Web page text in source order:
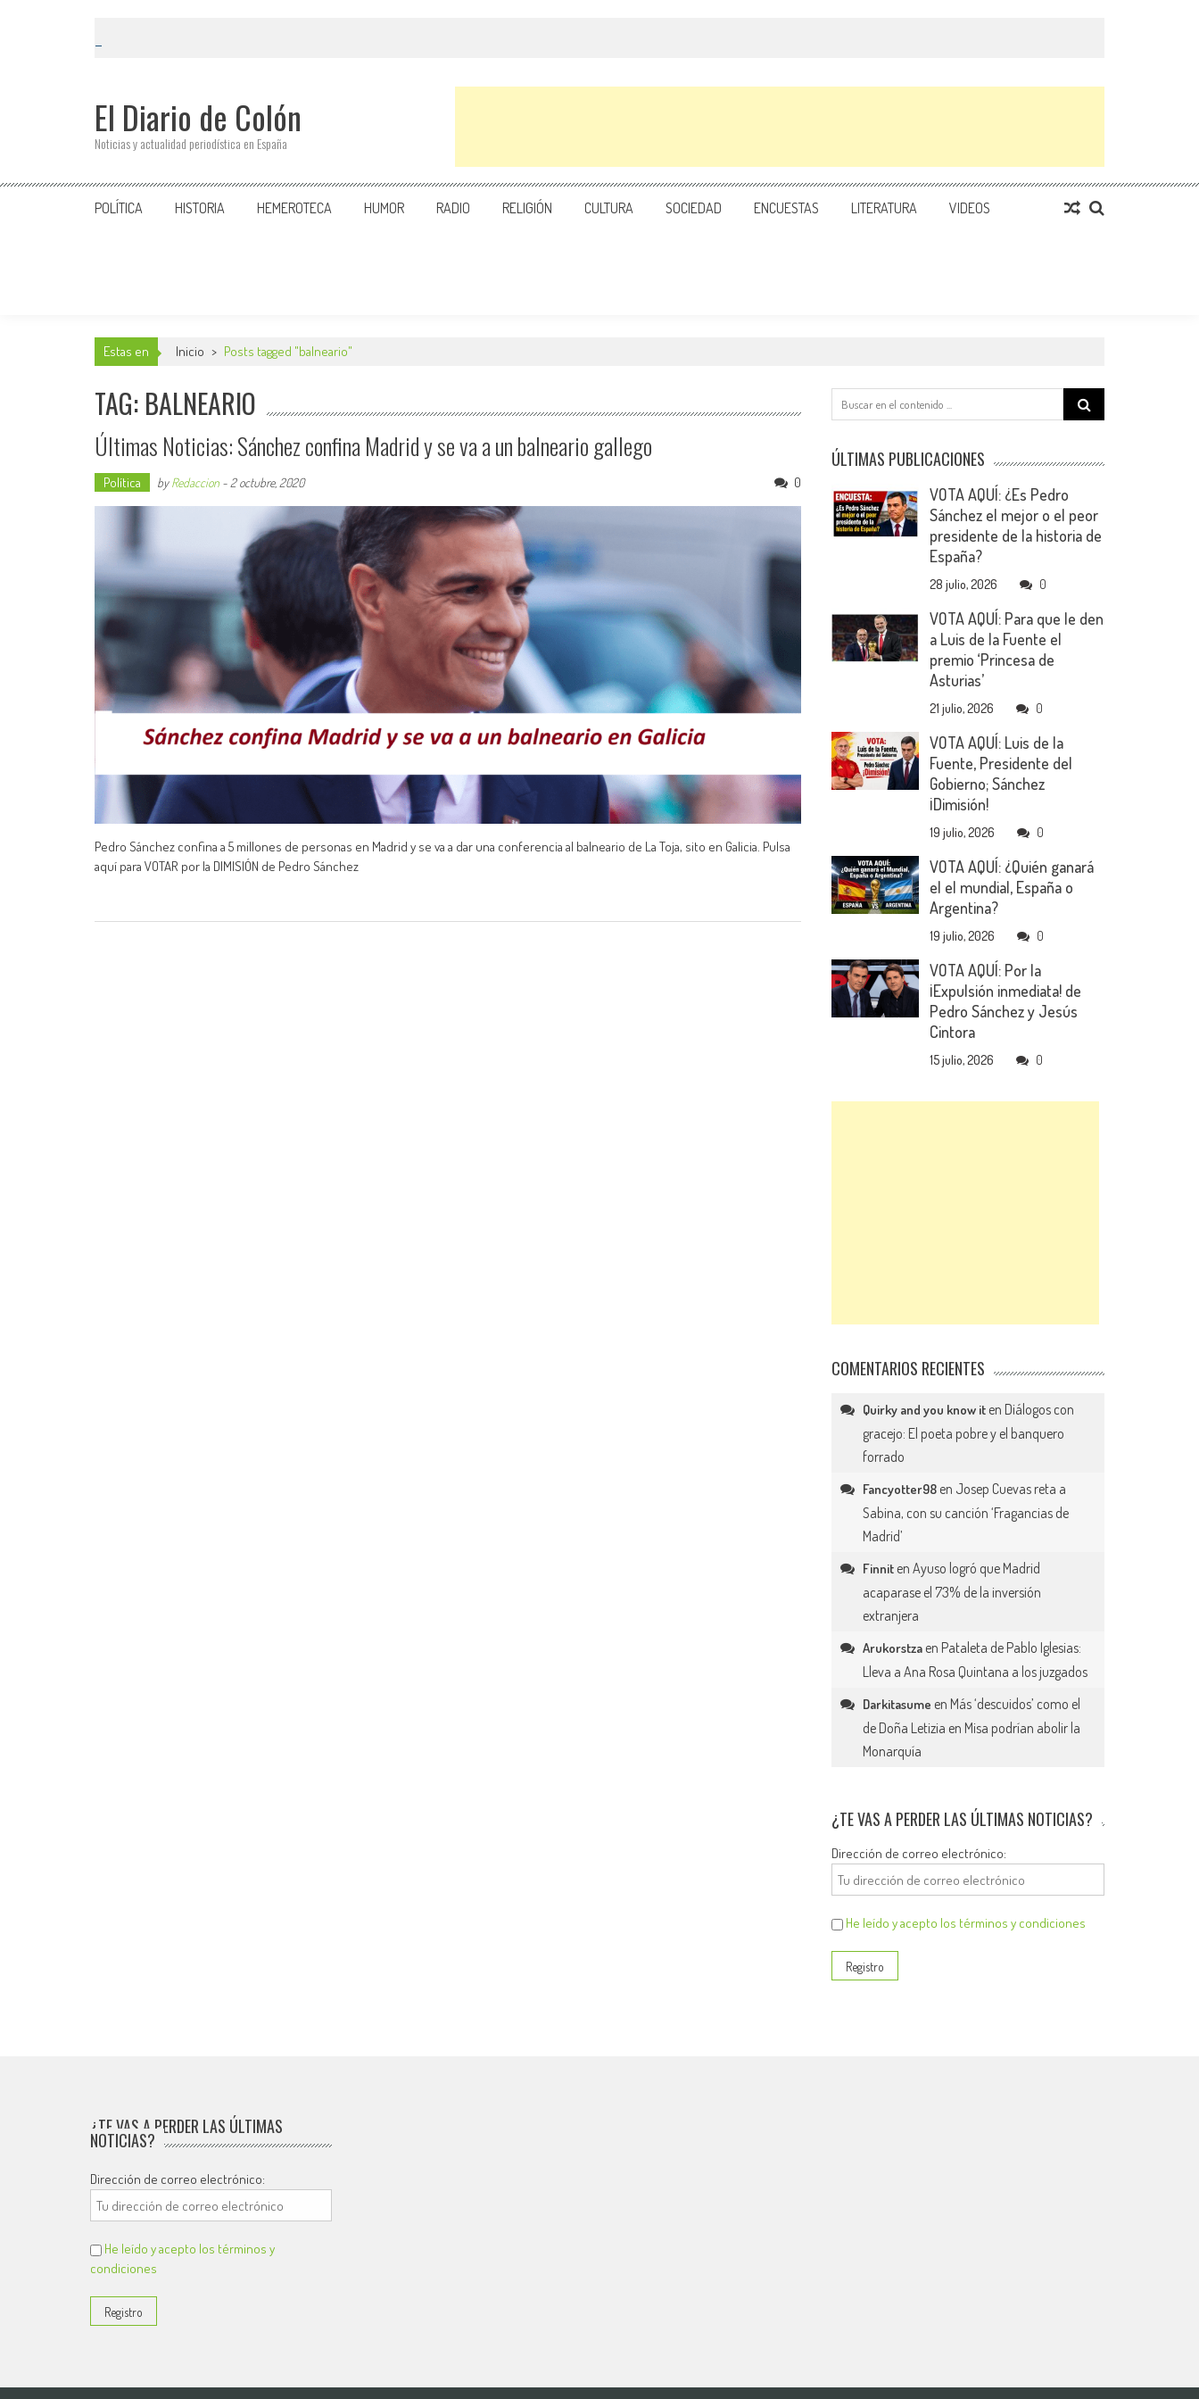
El Diario de Colón
Noticias y actualidad periodística en España
POLÍTICA HISTORIA HEMEROTECA HUMOR RADIO RELIGIÓN CULTURA SOCIEDAD ENCUESTAS LITERATURA VIDEOS
Estas en Inicio > Posts tagged "balneario"
TAG: BALNEARIO
Últimas Noticias: Sánchez confina Madrid y se va a un balneario gallego
Política byRedaccion - 2 octubre, 2020 0
Pedro Sánchez confina a 5 millones de personas en Madrid y se va a dar una conferencia al balneario de La Toja, sito en Galicia. Pulsa
aquí para VOTAR por la DIMISIÓN de Pedro Sánchez
Search
for:
ÚLTIMAS PUBLICACIONES
VOTA AQUÍ: ¿Es Pedro
Sánchez el mejor o el peor
presidente de la historia de
España?
28 julio, 2026 0
VOTA AQUÍ: Para que le den
a Luis de la Fuente el
premio ‘Princesa de
Asturias’
21 julio, 2026 0
VOTA AQUÍ: Luis de la
Fuente, Presidente del
Gobierno; Sánchez
¡Dimisión!
19 julio, 2026 0
VOTA AQUÍ: ¿Quién ganará
el el mundial, España o
Argentina?
19 julio, 2026 0
VOTA AQUÍ: Por la
¡Expulsión inmediata! de
Pedro Sánchez y Jesús
Cintora
15 julio, 2026 0
COMENTARIOS RECIENTES
Quirky and you know it en Diálogos con
gracejo: El poeta pobre y el banquero
forrado
Fancyotter98 en Josep Cuevas reta a
Sabina, con su canción ‘Fragancias de
Madrid’
Finnit enAyuso logró que Madrid
acaparase el 73% de la inversión
extranjera
Arukorstza en Pataleta de Pablo Iglesias:
Lleva a Ana Rosa Quintana a los juzgados
Darkitasume en Más ‘descuidos’ como el
de Doña Letizia en Misa podrían abolir la
Monarquía
¿TE VAS A PERDER LAS ÚLTIMAS NOTICIAS?
Dirección de correo electrónico:
He leído y acepto los términos y condiciones
¿TE VAS A PERDER LAS ÚLTIMAS
NOTICIAS?
Dirección de correo electrónico:
He leído y acepto los términos y
condiciones